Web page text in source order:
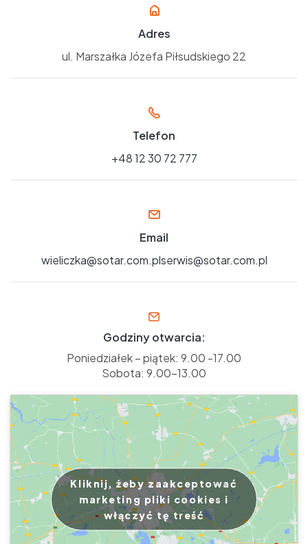
Adres
ul. Marszałka Józefa Piłsudskiego 22
Telefon
+48 12 30 72 777
Email
wieliczka@sotar.com.pl​serwis@sotar.com.pl
Godziny otwarcia:
Poniedziałek – piątek: 9.00 -17.00
Sobota: 9.00-13.00
Kliknij, żeby zaakceptować
marketing pliki cookies i
włączyć tę treść